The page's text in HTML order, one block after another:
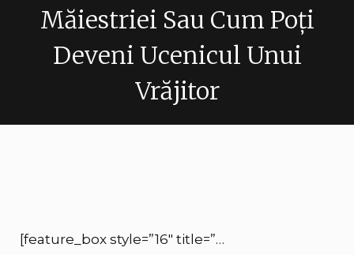
Măiestriei Sau Cum Poți
Deveni Ucenicul Unui
Vrăjitor
[feature_box style=”16″ title=”…